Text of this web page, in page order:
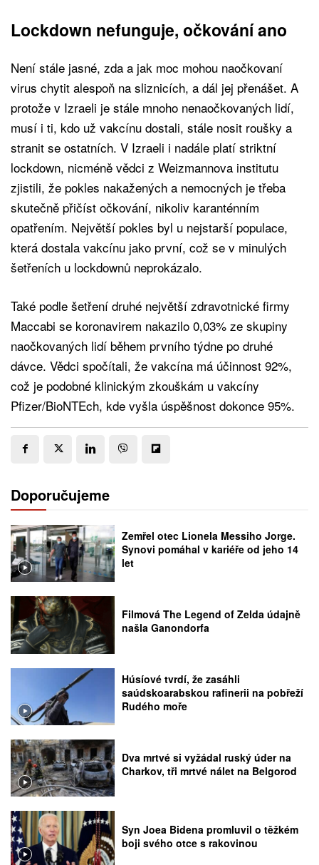
Lockdown nefunguje, očkování ano
Není stále jasné, zda a jak moc mohou naočkovaní
virus chytit alespoň na sliznicích, a dál jej přenášet. A
protože v Izraeli je stále mnoho nenaočkovaných lidí,
musí i ti, kdo už vakcínu dostali, stále nosit roušky a
stranit se ostatních. V Izraeli i nadále platí striktní
lockdown, nicméně vědci z Weizmannova institutu
zjistili, že pokles nakažených a nemocných je třeba
skutečně přičíst očkování, nikoliv karanténním
opatřením. Největší pokles byl u nejstarší populace,
která dostala vakcínu jako první, což se v minulých
šetřeních u lockdownů neprokázalo.
Také podle šetření druhé největší zdravotnické firmy
Maccabi se koronavirem nakazilo 0,03% ze skupiny
naočkovaných lidí během prvního týdne po druhé
dávce. Vědci spočítali, že vakcína má účinnost 92%,
což je podobné klinickým zkouškám u vakcíny
Pfizer/BioNTEch, kde vyšla úspěšnost dokonce 95%.
Doporučujeme
Zemřel otec Lionela Messiho Jorge.
Synovi pomáhal v kariéře od jeho 14
let
Filmová The Legend of Zelda údajně
našla Ganondorfa
Húsíové tvrdí, že zasáhli
saúdskoarabskou rafinerii na pobřeží
Rudého moře
Dva mrtvé si vyžádal ruský úder na
Charkov, tři mrtvé nálet na Belgorod
Syn Joea Bidena promluvil o těžkém
boji svého otce s rakovinou